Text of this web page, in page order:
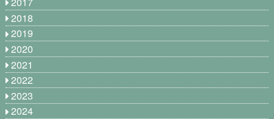
2018
2019
2020
2021
2022
2023
2024